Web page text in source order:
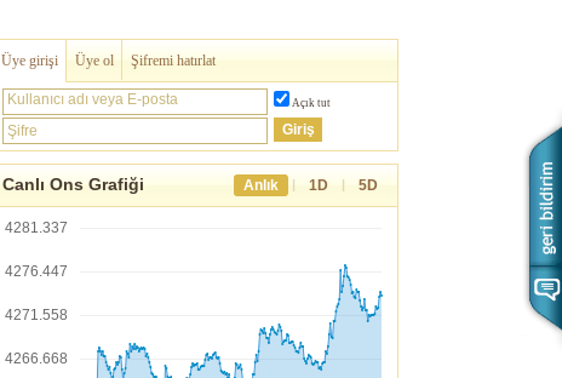
Üye girişi Üye ol Şifremi hatırlat
Kullanıcı adı veya E-posta Açık tut
Şifre
Canlı Ons Grafiği Anlık | 1D | 5D
4281.337
4276.447
4271.558
4266.668